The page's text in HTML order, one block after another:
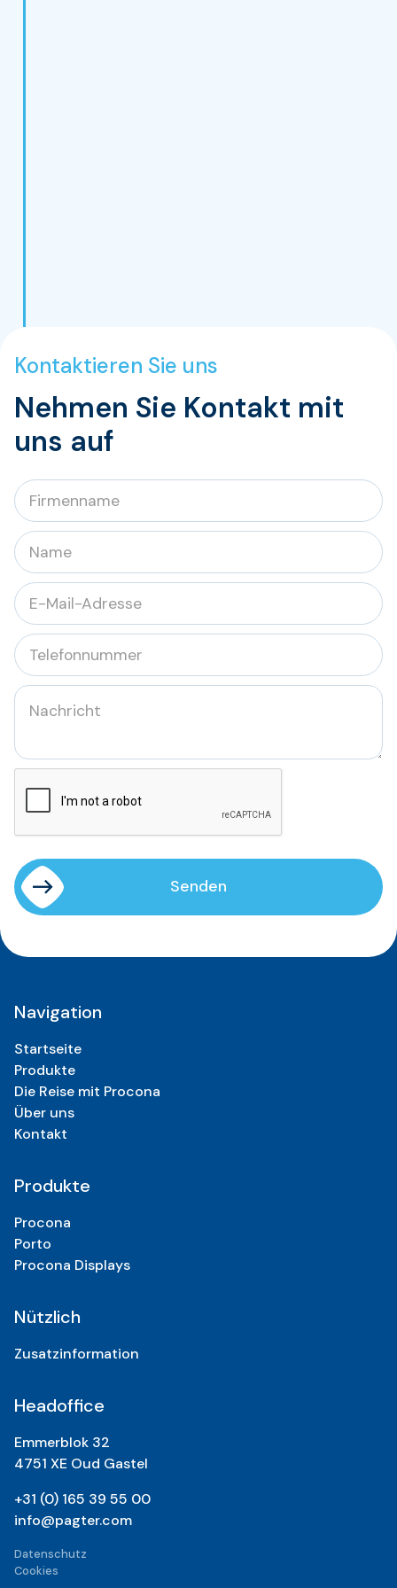
Kontaktieren Sie uns
Nehmen Sie Kontakt mit
uns auf
Senden
Navigation
Startseite
Produkte
Die Reise mit Procona
Über uns
Kontakt
Produkte
Procona
Porto
Procona Displays
Nützlich
Zusatzinformation
Headoffice
Emmerblok 32
4751 XE Oud Gastel
+31 (0) 165 39 55 00
info@pagter.com
Datenschutz
Cookies